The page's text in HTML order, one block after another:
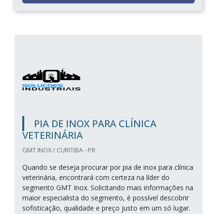
PIA DE INOX PARA CLÍNICA
VETERINÁRIA
GMT INOX / CURITIBA - PR
Quando se deseja procurar por pia de inox para clínica
veterinária, encontrará com certeza na líder do
segmento GMT Inox. Solicitando mais informações na
maior especialista do segmento, é possível descobrir
sofisticação, qualidade e preço justo em um só lugar.